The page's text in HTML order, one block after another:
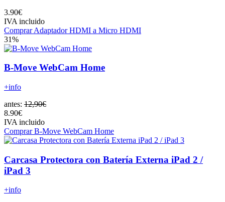
3.90€
IVA incluido
Comprar Adaptador HDMI a Micro HDMI
31%
B-Move WebCam Home
+info
antes: 12,90€
8.90€
IVA incluido
Comprar B-Move WebCam Home
Carcasa Protectora con Batería Externa iPad 2 /
iPad 3
+info